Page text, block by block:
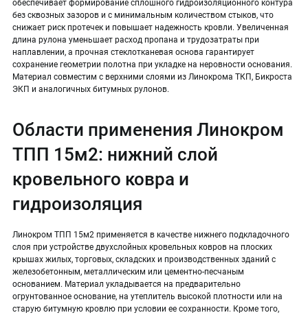
обеспечивает формирование сплошного гидроизоляционного контура
без сквозных зазоров и с минимальным количеством стыков, что
снижает риск протечек и повышает надежность кровли. Увеличенная
длина рулона уменьшает расход пропана и трудозатраты при
наплавлении, а прочная стеклотканевая основа гарантирует
сохранение геометрии полотна при укладке на неровности основания.
Материал совместим с верхними слоями из Линокрома ТКП, Бикроста
ЭКП и аналогичных битумных рулонов.
Области применения Линокром
ТПП 15м2: нижний слой
кровельного ковра и
гидроизоляция
Линокром ТПП 15м2 применяется в качестве нижнего подкладочного
слоя при устройстве двухслойных кровельных ковров на плоских
крышах жилых, торговых, складских и производственных зданий с
железобетонным, металлическим или цементно-песчаным
основанием. Материал укладывается на предварительно
огрунтованное основание, на утеплитель высокой плотности или на
старую битумную кровлю при условии ее сохранности. Кроме того,